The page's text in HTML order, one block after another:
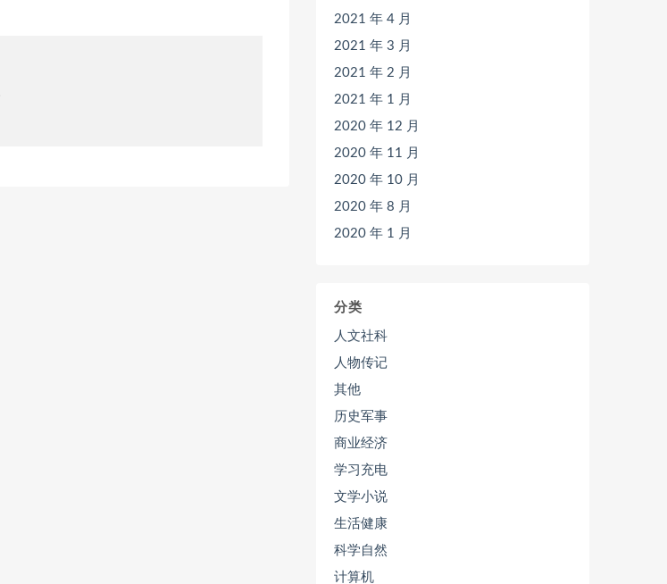
2021 年 4 月
2021 年 3 月
2021 年 2 月
2021 年 1 月
2020 年 12 月
2020 年 11 月
2020 年 10 月
2020 年 8 月
2020 年 1 月
分类
人文社科
人物传记
其他
历史军事
商业经济
学习充电
文学小说
生活健康
科学自然
计算机